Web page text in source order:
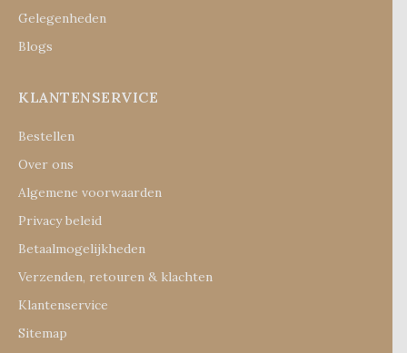
Gelegenheden
Blogs
KLANTENSERVICE
Bestellen
Over ons
Algemene voorwaarden
Privacy beleid
Betaalmogelijkheden
Verzenden, retouren & klachten
Klantenservice
Sitemap